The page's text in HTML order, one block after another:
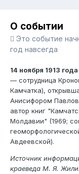
О событии
Это событие
год навсегда
14 ноября 1913
— сотрудница
Камчатка),
Анисифором
автор книг
Молдавии" (1969;
Авдеевской).
Источник
краеведа М. Я.